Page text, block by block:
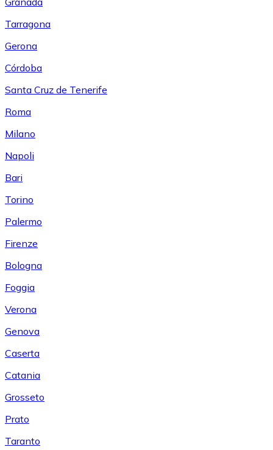
Tarragona
Gerona
Córdoba
Santa Cruz de Tenerife
Roma
Milano
Napoli
Bari
Torino
Palermo
Firenze
Bologna
Foggia
Verona
Genova
Caserta
Catania
Grosseto
Prato
Taranto